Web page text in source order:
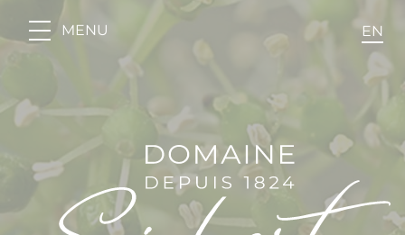
MENU EN
Panneau de gestion des cookies